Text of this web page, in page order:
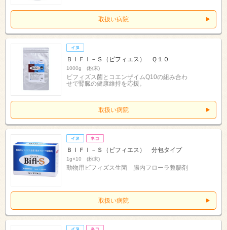
取扱い病院
ＢＩＦＩ－Ｓ（ビフィエス） Ｑ１０
1000g (粉末)
ビフィズス菌とコエンザイムQ10の組み合わ
せで腎臓の健康維持を応援。
取扱い病院
ＢＩＦＩ－Ｓ（ビフィエス） 分包タイプ
1g×10 (粉末)
動物用ビフィズス生菌 腸内フローラ整腸剤
取扱い病院